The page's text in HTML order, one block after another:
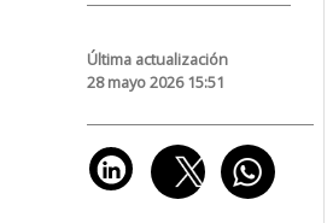
Última actualización
28 mayo 2026 15:51